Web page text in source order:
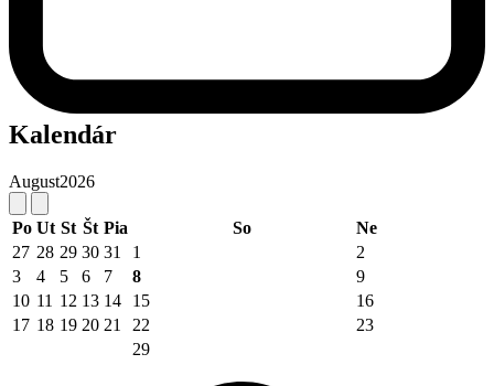
Kalendár
August2026
Po Ut St Št Pia So
Ne
27 28 29 30 31 1
2
3
4 5 6 7 8
9
10 11 12 13 14 15
16
17 18 19 20 21 22 23
29